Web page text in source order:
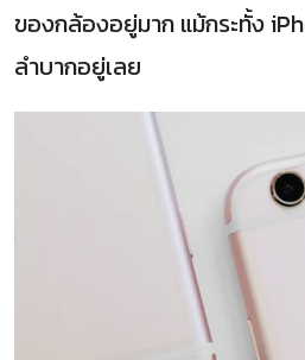
ของกล้องอยู่มาก แม้กระทั้ง
ลำบากอยู่เลย